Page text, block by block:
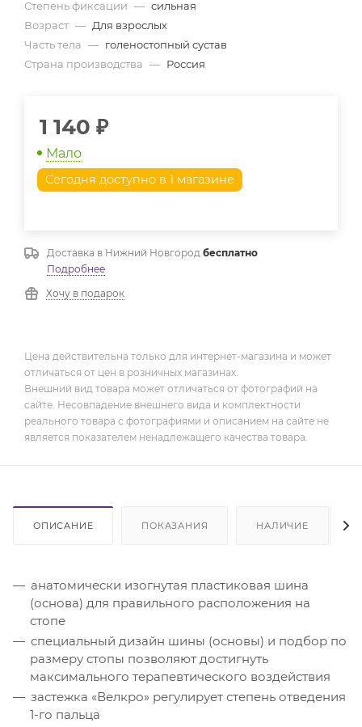
Степень фиксации — сильная
Возраст — Для взрослых
Часть тела — голеностопный сустав
Страна производства — Россия
1 140 ₽
Мало
Сегодня доступно в 1 магазине
Доставка в Нижний Новгород бесплатно
Подробнее
Хочу в подарок
Цена действительна только для интернет-магазина и может
отличаться от цен в розничных магазинах.
Внешний вид товара может отличаться от фотографий на
сайте. Несовпадение внешнего вида и комплектности
реального товара с фотографиями и описанием на сайте не
является показателем ненадлежащего качества товара.
ОПИСАНИЕ ПОКАЗАНИЯ НАЛИЧИЕ
анатомически изогнутая пластиковая шина
(основа) для правильного расположения на
стопе
специальный дизайн шины (основы) и подбор по
размеру стопы позволяют достигнуть
максимального терапевтического воздействия
застежка «Велкро» регулирует степень отведения
1-го пальца